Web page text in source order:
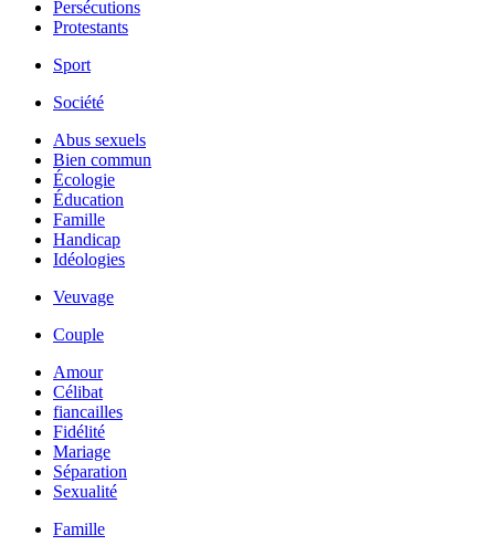
Persécutions
Protestants
Sport
Société
Abus sexuels
Bien commun
Écologie
Éducation
Famille
Handicap
Idéologies
Veuvage
Couple
Amour
Célibat
fiancailles
Fidélité
Mariage
Séparation
Sexualité
Famille